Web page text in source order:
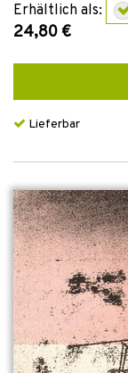
Erhältlich als:
24,80 €
Lieferbar